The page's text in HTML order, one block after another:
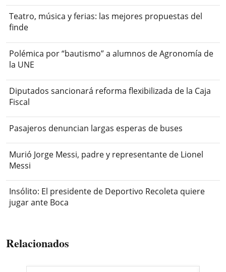
Teatro, música y ferias: las mejores propuestas del
finde
Polémica por “bautismo” a alumnos de Agronomía de
la UNE
Diputados sancionará reforma flexibilizada de la Caja
Fiscal
Pasajeros denuncian largas esperas de buses
Murió Jorge Messi, padre y representante de Lionel
Messi
Insólito: El presidente de Deportivo Recoleta quiere
jugar ante Boca
Relacionados